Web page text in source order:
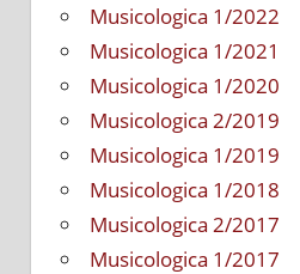
Musicologica 1/2022
Musicologica 1/2021
Musicologica 1/2020
Musicologica 2/2019
Musicologica 1/2019
Musicologica 1/2018
Musicologica 2/2017
Musicologica 1/2017